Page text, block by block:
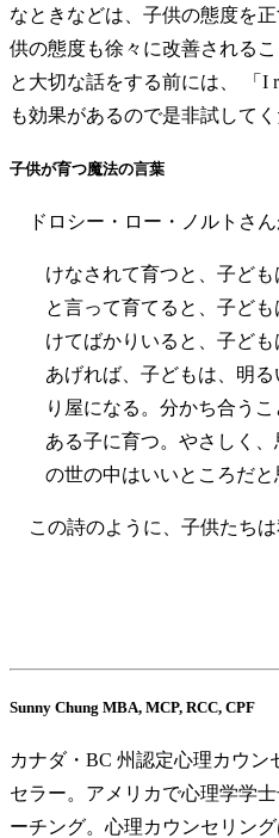
なときなどは、子供の態度を
供の態度も徐々に改善される
と大切な話をする前には、 「I
も効果があるので是非試してく
子供が育つ魔法の言葉
ドロシー・ロー・ノルトさん
けなされて育つと、子ど
と言って育てると、子ど
けてばかりいると、子ど
あげれば、子どもは、明
り屋になる。分かち合う
ある子に育つ。やさしく
の世の中はいいところだと
この詩のように、子供たちは
Sunny Chung MBA, MCP, RCC, CPF
カナダ・BC 州認定心理カウ
セラー。アメリカで心理学学
ーチング。心理カウンセリン